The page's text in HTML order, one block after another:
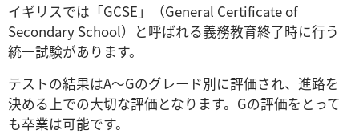
イギリスでは「GCSE」（General Certificate of
Secondary School）と呼ばれる義務教育終了時に行う
統一試験があります。
テストの結果はA～Gのグレード別に評価され、進路を
決める上での大切な評価となります。Gの評価をとって
も卒業は可能です。